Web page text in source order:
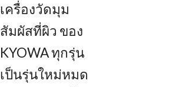
เครื่องวัดมุม
สัมผัสที่ผิว ของ
KYOWA ทุกรุ่น
เป็นรุ่นใหม่หมด